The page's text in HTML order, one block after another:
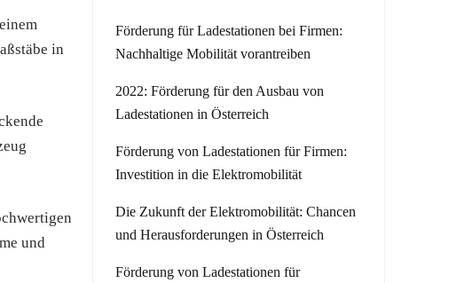
in
und
Förderung für Ladestationen bei Firmen:
Nachhaltige Mobilität vorantreiben
2022: Förderung für den Ausbau von
Ladestationen in Österreich
Förderung von Ladestationen für Firmen:
Investition in die Elektromobilität
Die Zukunft der Elektromobilität: Chancen
und Herausforderungen in Österreich
Förderung von Ladestationen für